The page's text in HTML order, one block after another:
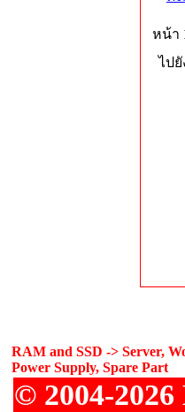
หน้า
ไปยั
RAM and SSD -> Server,
Power Supply, Spare Part
© 2004-